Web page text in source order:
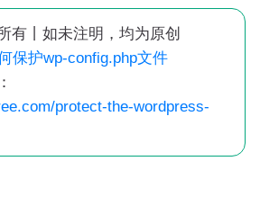
有丨如未注明，均为原创
保护wp-config.php文件
protect-the-wordpress-